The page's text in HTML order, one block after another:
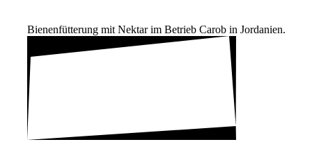
Bienen­füt­te­rung mit Nektar im Betrieb Carob in Jorda­nien.